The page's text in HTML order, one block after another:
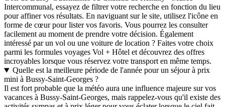
Intercommunal, essayez de filtrer votre recherche en fonction du lieu
pour affiner vos résultats. En naviguant sur le site, utilisez l'icône en
forme de cœur pour lister vos favoris. Vous pourrez les consulter
facilement au moment de prendre votre décision. Également
intéressé par un vol ou une voiture de location ? Faites votre choix
parmi les formules voyages Vol + Hôtel et découvrez des offres
incroyables lorsque vous réservez votre transport en même temps.
Quelle est la meilleure période de l'année pour un séjour à prix
mini à Bussy-Saint-Georges ?
Il est fort probable que la météo aura une influence majeure sur vos
vacances à Bussy-Saint-Georges, mais rappelez-vous qu'il existe des